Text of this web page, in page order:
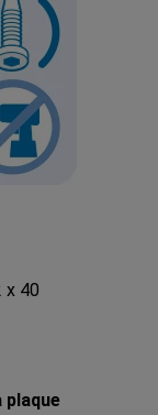
x 40
plaque